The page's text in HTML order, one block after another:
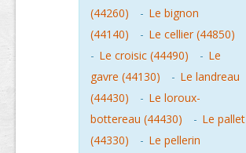
(44260) - Le bignon
(44140)
- Le cellier (44850)
- Le croisic (44490) - Le
gavre (44130)
- Le landreau
(44430)
- Le loroux-
bottereau (44430)
- Le pallet
(44330)
- Le pellerin